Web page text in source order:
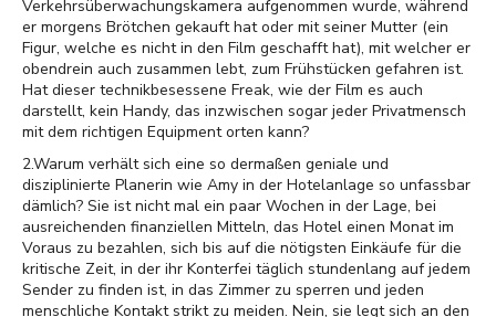
Verkehrsüberwachungskamera aufgenommen wurde, während
er morgens Brötchen gekauft hat oder mit seiner Mutter (ein
Figur, welche es nicht in den Film geschafft hat), mit welcher er
obendrein auch zusammen lebt, zum Frühstücken gefahren ist.
Hat dieser technikbesessene Freak, wie der Film es auch
darstellt, kein Handy, das inzwischen sogar jeder Privatmensch
mit dem richtigen Equipment orten kann?
2.Warum verhält sich eine so dermaßen geniale und
disziplinierte Planerin wie Amy in der Hotelanlage so unfassbar
dämlich? Sie ist nicht mal ein paar Wochen in der Lage, bei
ausreichenden finanziellen Mitteln, das Hotel einen Monat im
Voraus zu bezahlen, sich bis auf die nötigsten Einkäufe für die
kritische Zeit, in der ihr Konterfei täglich stundenlang auf jedem
Sender zu finden ist, in das Zimmer zu sperren und jeden
menschliche Kontakt strikt zu meiden. Nein, sie legt sich an den